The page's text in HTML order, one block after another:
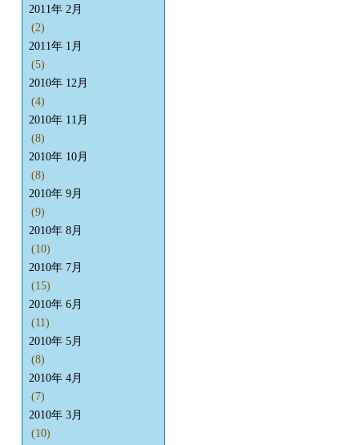
2011年 2月
(2)
2011年 1月
(5)
2010年 12月
(4)
2010年 11月
(8)
2010年 10月
(8)
2010年 9月
(9)
2010年 8月
(10)
2010年 7月
(15)
2010年 6月
(11)
2010年 5月
(8)
2010年 4月
(7)
2010年 3月
(10)